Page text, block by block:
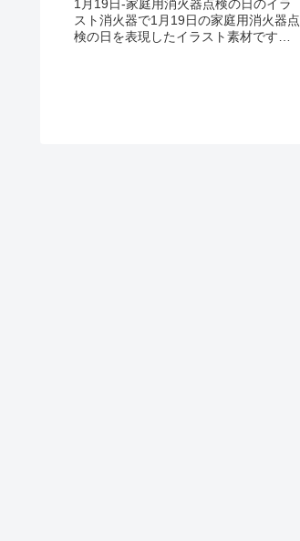
1月19日-家庭用消火器点検の日のイラ
スト消火器で1月19日の家庭用消火器点
検の日を表現したイラスト素材です。